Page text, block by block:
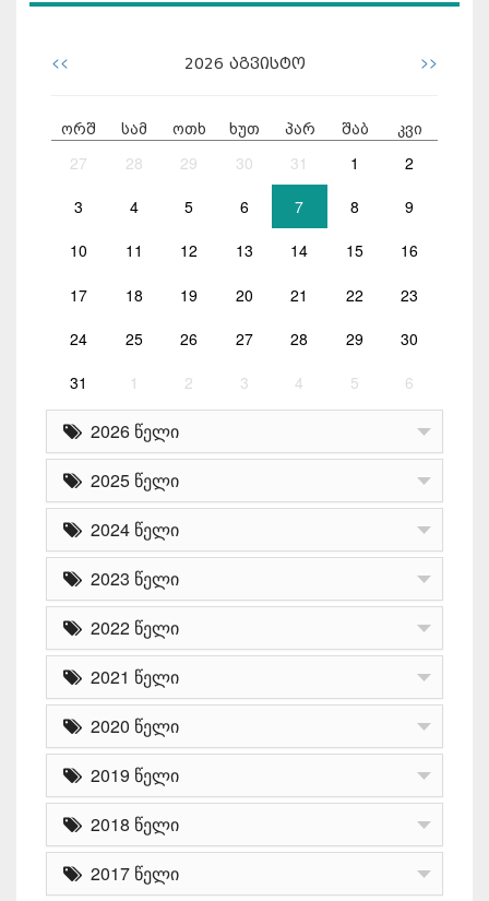
<< 2026 აგვისტო >>
ორშ სამ ოთხ ხუთ პარ შაბ კვი
27 28 29 30 31 1 2
3 4 5 6 7 8 9
10 11 12 13 14 15 16
17 18 19 20 21 22 23
24 25 26 27 28 29 30
31 1 2 3 4 5 6
2026 წელი
2025 წელი
2024 წელი
2023 წელი
2022 წელი
2021 წელი
2020 წელი
2019 წელი
2018 წელი
2017 წელი